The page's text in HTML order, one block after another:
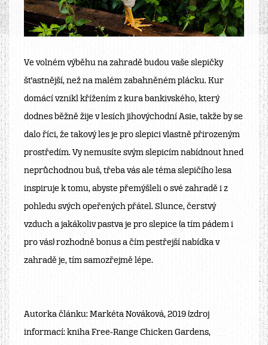
Ve volném výběhu na zahradě budou vaše slepičky
šťastnější, než na malém zabahněném plácku. Kur
domácí vznikl křížením z kura bankivského, který
dodnes běžně žije v lesích jihovýchodní Asie, takže by se
dalo říci, že takový les je pro slepici vlastně přirozeným
prostředím. Vy nemusíte svým slepicím nabídnout hned
neprůchodnou buš, třeba vás ale téma slepičího lesa
inspiruje k tomu, abyste přemýšleli o své zahradě i z
pohledu svých opeřených přátel. Slunce, čerstvý
vzduch a jakákoliv pastva je pro slepice (a tím pádem i
pro vás) rozhodně bonus a čím pestřejší nabídka v
zahradě je, tím samozřejmě lépe.
Autorka článku: Markéta Nováková, 2019 (zdroj
informací: kniha Free-Range Chicken Gardens,